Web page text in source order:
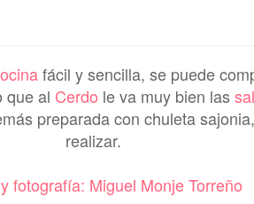
fácil y sencilla, se puede
que al Cerdo le va muy bien las
preparada con chuleta
realizar.
fotografía: Miguel Monje Torreño